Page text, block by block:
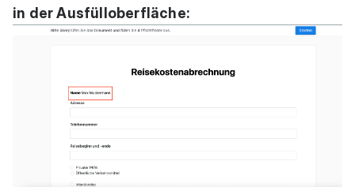
in der Ausfülloberfläche: